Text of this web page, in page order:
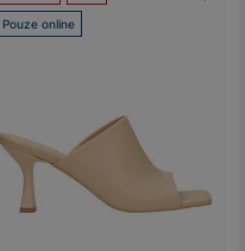
Pouze online